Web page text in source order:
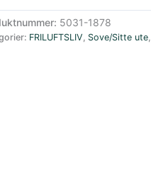
5031-1878
FRILUFTSLIV, Sove/Sitte ute,